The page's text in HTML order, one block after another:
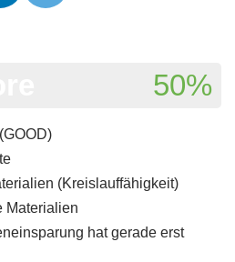
50%
(GOOD)
(Kreislauffähigkeit)
Materialien
hat gerade erst